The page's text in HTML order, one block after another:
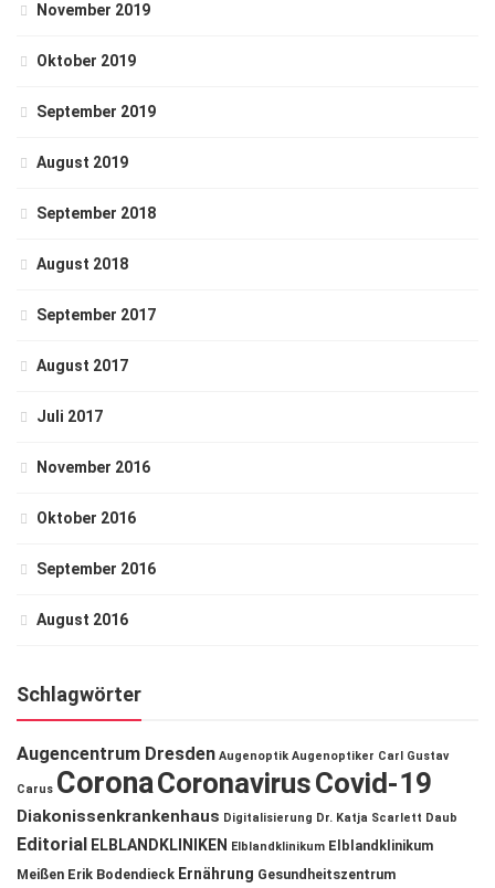
November 2019
Oktober 2019
September 2019
August 2019
September 2018
August 2018
September 2017
August 2017
Juli 2017
November 2016
Oktober 2016
September 2016
August 2016
Schlagwörter
Augencentrum Dresden Augenoptik Augenoptiker Carl Gustav
Carus CoronaCoronavirusCovid-19
Diakonissenkrankenhaus Digitalisierung Dr. Katja Scarlett Daub
Editorial ELBLANDKLINIKEN Elblandklinikum Elblandklinikum
Meißen Erik Bodendieck Ernährung Gesundheitszentrum